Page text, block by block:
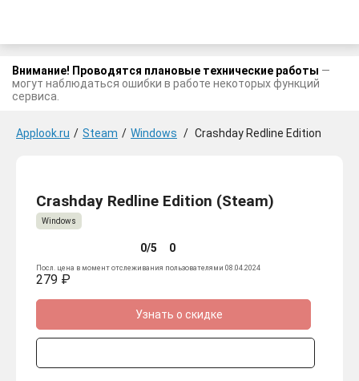
Внимание! Проводятся плановые технические работы —
могут наблюдаться ошибки в работе некоторых функций
сервиса.
Applook.ru / Steam / Windows / Crashday Redline Edition
Crashday Redline Edition (Steam)
Windows
0/5 0
Посл. цена в момент отслеживания пользователями 08.04.2024
279 ₽
Узнать о скидке